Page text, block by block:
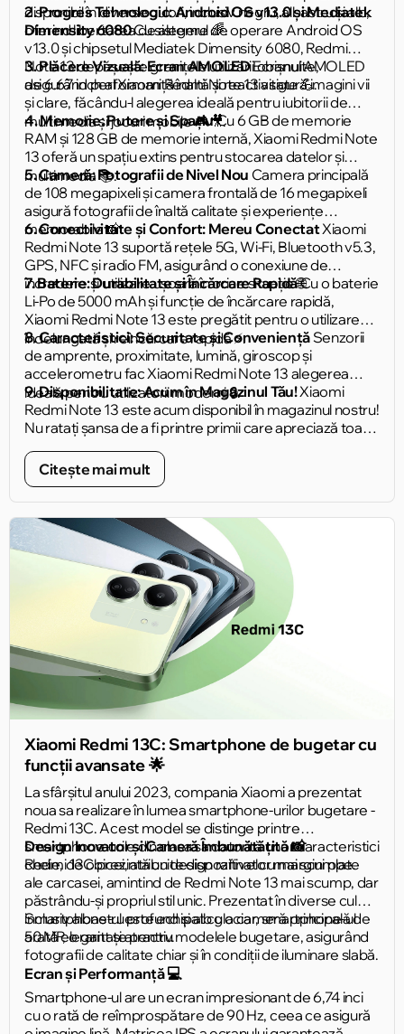
disponibil în diverse culori, inclusiv negru, albastru și alb,
oferind libertatea de alegere 🌈.
2. Progres Tehnologic: Android OS v13.0 și Mediatek
Dimensity 6080Cu sistemul de operare Android OS
v13.0 și chipsetul Mediatek Dimensity 6080, Redmi
Note 13 depășește granițele utilizării obișnuite,
asigurând performanță înaltă și reactivitate 💪.
3. Plăcere Vizuală: Ecran AMOLEDEcranul AMOLED
de 6.67 inch al Xiaomi Redmi Note 13 asigură imagini vii
și clare, făcându-l alegerea ideală pentru iubitorii de
multimedia și jocuri mobile 🎮🎥.
4. Memorie: Putere și SpațiuCu 6 GB de memorie
RAM și 128 GB de memorie internă, Xiaomi Redmi Note
13 oferă un spațiu extins pentru stocarea datelor și
multimedia 📚.
5. Cameră: Fotografii de Nivel Nou Camera principală
de 108 megapixeli și camera frontală de 16 megapixeli
asigură fotografii de înaltă calitate și experiențe
memorabile 📸.
6. Conectivitate și Confort: Mereu ConectatXiaomi
Redmi Note 13 suportă rețele 5G, Wi-Fi, Bluetooth v5.3,
GPS, NFC și radio FM, asigurând o conexiune de
încredere și utilizare ușoară în orice situație 🌐.
7. Baterie: Durabilitate și Încărcare RapidăCu o baterie
Li-Po de 5000 mAh și funcție de încărcare rapidă,
Xiaomi Redmi Note 13 este pregătit pentru o utilizare
îndelungată și reîncărcare rapidă ⚡️.
8. Caracteristici: Securitate și ConveniențăSenzorii
de amprente, proximitate, lumină, giroscop și
accelerometru fac Xiaomi Redmi Note 13 alegerea
ideală pentru utilizatorii moderni 🔒.
9. Disponibilitate: Acum în Magazinul Tău!Xiaomi
Redmi Note 13 este acum disponibil în magazinul nostru!
Nu ratați șansa de a fi printre primii care apreciază toate
Citește mai mult
Xiaomi Redmi 13C: Smartphone de bugetar cu
funcții avansate 🌟
La sfârșitul anului 2023, compania Xiaomi a prezentat
noua sa realizare în lumea smartphone-urilor bugetare -
Redmi 13C. Acest model se distinge printre
smartphone-urile din clasa sa datorită unor caracteristici
cheie, de obicei, atribuite dispozitivelor mai scumpe.
Design Inovator și Cameră Îmbunătățită 📸
Redmi 13C prezintă un design rafinat cu margini plate
ale carcasei, amintind de Redmi Note 13 mai scump, dar
păstrându-și propriul stil unic. Prezentat în diverse culori,
inclusiv albastru profund și alb glaciar, smartphone-ul
arată elegant și atractiv.
Smartphone-ul este echipat cu o cameră principală de
50 MP, o raritate pentru modelele bugetare, asigurând
fotografii de calitate chiar și în condiții de iluminare slabă.
Ecran și Performanță 💻
Smartphone-ul are un ecran impresionant de 6,74 inci
cu o rată de reîmprospătare de 90 Hz, ceea ce asigură